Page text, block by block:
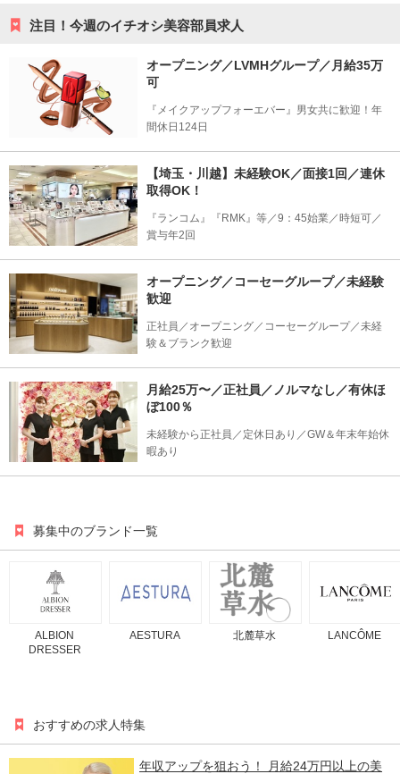
注目！今週のイチオシ美容部員求人
オープニング／LVMHグループ／月給35万
可
『メイクアップフォーエバー』男女共に歓迎！年
間休日124日
【埼玉・川越】未経験OK／面接1回／連休
取得OK！
『ランコム』『RMK』等／9：45始業／時短可／
賞与年2回
オープニング／コーセーグループ／未経験
歓迎
正社員／オープニング／コーセーグループ／未経
験＆ブランク歓迎
月給25万〜／正社員／ノルマなし／有休ほ
ぼ100％
未経験から正社員／定休日あり／GW＆年末年始休
暇あり
募集中のブランド一覧
ALBION
DRESSER
AESTURA 北麓草水 LANCÔME
おすすめの求人特集
年収アップを狙おう！ 月給24万円以上の美